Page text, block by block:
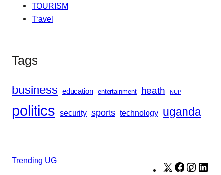
TOURISM
Travel
Tags
business education entertainment heath NUP
politics security sports technology uganda
Trending UG
X Facebook